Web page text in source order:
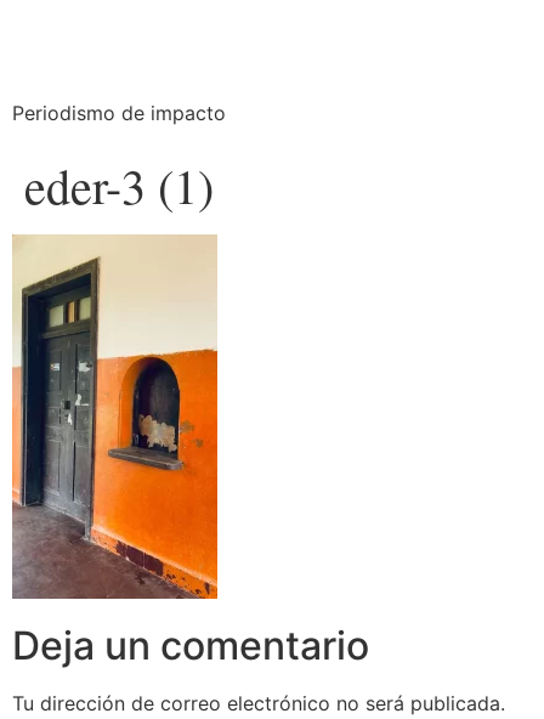
Periodismo de impacto
eder-3 (1)
Deja un comentario
Tu dirección de correo electrónico no será publicada.